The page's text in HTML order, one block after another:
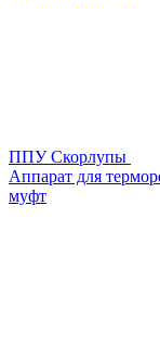
ППУ Скорлупы
Аппарат для
муфт